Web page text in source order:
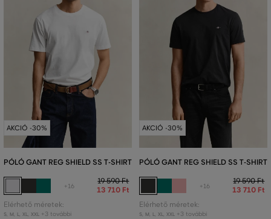
AKCIÓ -30%
PÓLÓ GANT REG SHIELD SS T-SHIRT
+16
19 590 Ft
13 710 Ft
Elérhető méretek:
S, M L XL XXL +3 további
AKCIÓ -30%
PÓLÓ GANT REG SHIELD SS T-SHIRT
+16
19 590 Ft
13 710 Ft
Elérhető méretek:
S, M L XL XXL +3 további